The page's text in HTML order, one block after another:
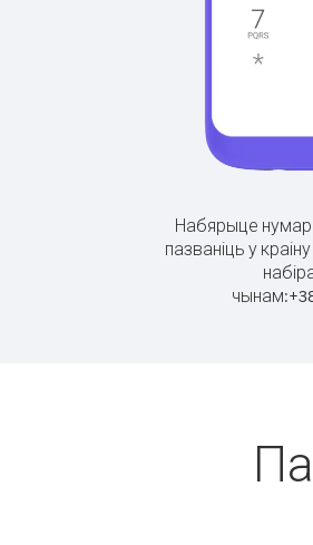
Набярыце нумар
пазваніць у
чынам:+